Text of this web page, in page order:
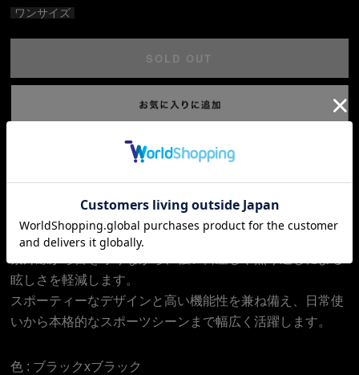
ワンサイズ
SOLD OUT
アクティブなシーンで最高のパフォーマンスを発揮するた
めに設計されたスポーツサングラスです。
眩しさを軽減します。
スポーティーなデザインと高い機能性を兼ね備え、日常使
いから本格的なスポーツシーンまで幅広く活躍します。
色 : ブラックxブラック